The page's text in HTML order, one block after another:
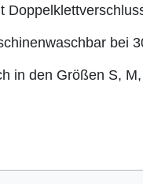
bei
in den Größen S,